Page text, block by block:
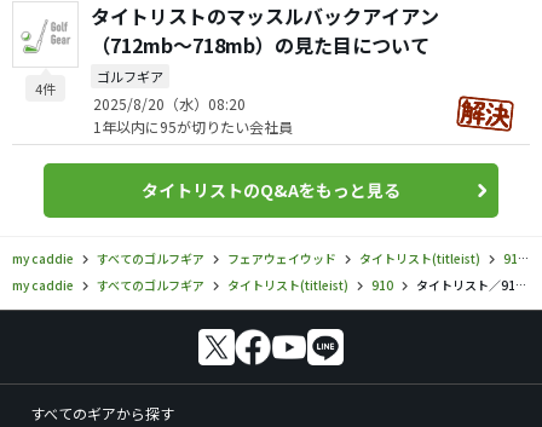
4件
タイトリストのマッスルバックアイアン
（712mb〜718mb）の見た目について
ゴルフギア
2025/8/20（水）08:20
1年以内に95が切りたい会社員
タイトリストのQ&Aをもっと見る
my caddie すべてのゴルフギア フェアウェイウッド タイトリスト(titleist)
910
my caddie
すべてのゴルフギア タイトリスト(titleist) 910 タイトリスト／910／910Hの口コミ評価
すべてのギアから探す